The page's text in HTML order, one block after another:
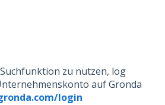
zu nutzen, log
auf Gronda
login